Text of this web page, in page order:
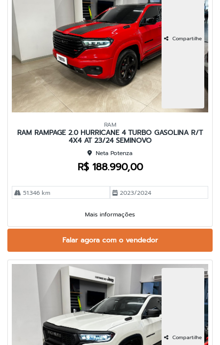
Compartilhe
RAM
RAM RAMPAGE 2.0 HURRICANE 4 TURBO GASOLINA R/T
4X4 AT 23/24 SEMINOVO
Neta Potenza
R$ 188.990,00
51.346 km 2023/2024
Mais informações
Falar agora com o vendedor
Compartilhe